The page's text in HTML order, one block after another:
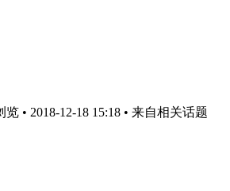
• 2018-12-18 15:18 • 来自相关话题